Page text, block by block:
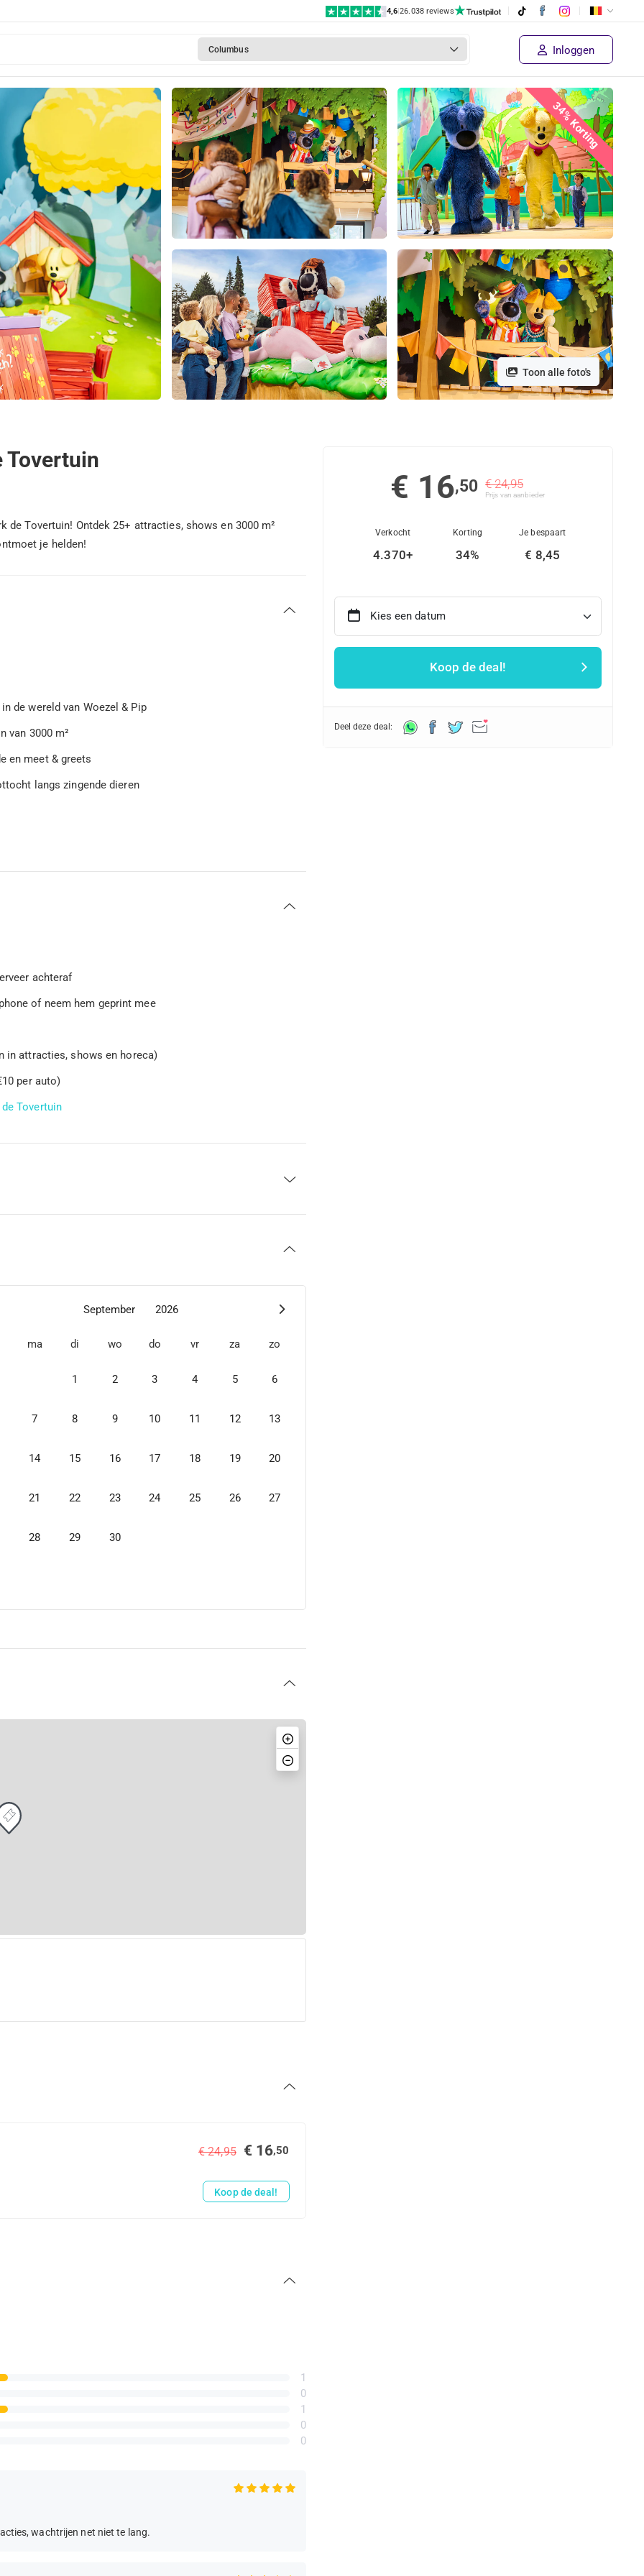
4,6|26.038 reviews
Columbus Inloggen
34% Korting
Toon alle foto's
Tovertuin
de Tovertuin! Ontdek 25+ attracties, shows en 3000 m²
je helden!
de wereld van Woezel & Pip
van 3000 m²
en meet & greets
langs zingende dieren
achteraf
of neem hem geprint mee
in attracties, shows en horeca)
per auto)
Tovertuin
September 2026
ma di wo do vr za zo
1 2 3 4 5 6
7 8 9 10 11 12 13
14 15 16 17 18 19 20
21 22 23 24 25 26 27
28 29 30
€ 24,95 € 16,50
Koop de deal!
1
0
1
0
0
wachtrijen net niet te lang.
€ 16,50 € 24,95
Prijs van aanbieder
Verkocht
4.370+
Korting
34%
Je bespaart
€ 8,45
Kies een datum
Koop de deal!
Deel deze deal: